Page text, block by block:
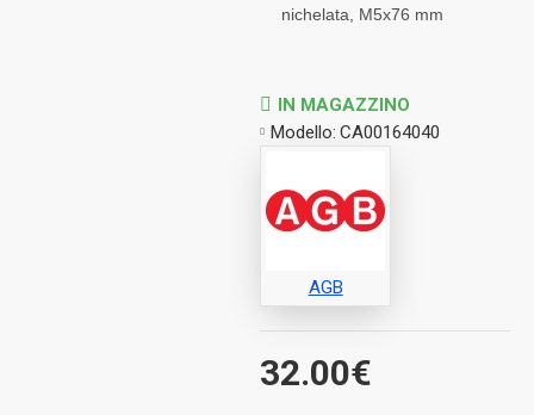
nichelata, M5x76 mm
32.00€
IN MAGAZZINO
Modello: CA00164040
AGB